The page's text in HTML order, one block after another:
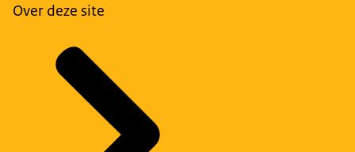
Over deze site